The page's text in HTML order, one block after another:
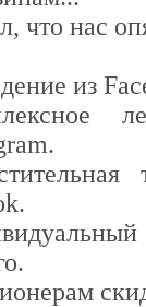
что нас
из